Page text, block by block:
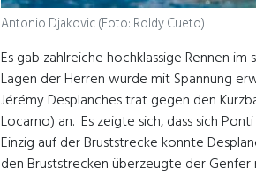
Antonio Djakovic (Foto: Roldy Cueto)
Es gab zahlreiche hochklassige Rennen
Lagen der Herren wurde mit Spannung
Jérémy Desplanches trat gegen den
Locarno) an. Es zeigte sich, dass sich
Einzig auf der Bruststrecke konnte
den Bruststrecken überzeugte der